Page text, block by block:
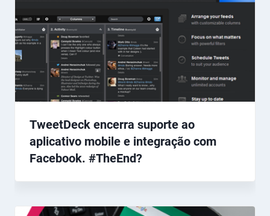
TweetDeck encerra suporte ao
aplicativo mobile e integração com
Facebook. #TheEnd?